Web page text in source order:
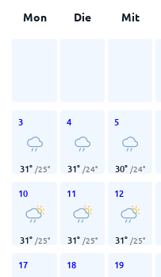
Mon Die Mit
3
31° /25°
4
31° /24°
5
30° /24°
10
31° /25°
11
31° /25°
12
31° /25°
17 18 19